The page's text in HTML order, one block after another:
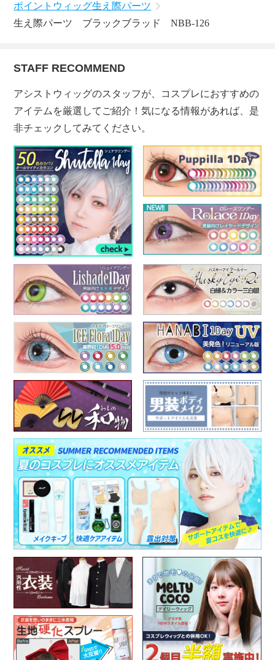
ポイントウィッグ生え際パーツ
生え際パーツ ブラックブラッド NBB-126
STAFF RECOMMEND
アシストウィッグのスタッフが、コスプレにおすすめの
アイテムを厳選してご紹介！気になる情報があれば、是
非チェックしてみてください。